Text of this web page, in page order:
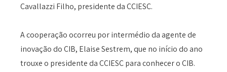
Cavallazzi Filho, presidente da CCIESC.
A cooperação ocorreu por intermédio da agente de
inovação do CIB, Elaise Sestrem, que no início do ano
trouxe o presidente da CCIESC para conhecer o CIB.